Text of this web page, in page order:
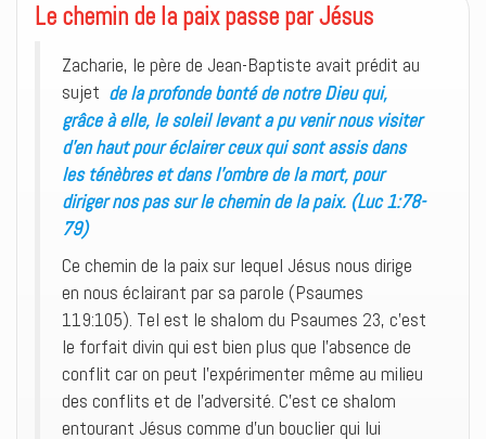
Le chemin de la paix passe par Jésus
Zacharie, le père de Jean-Baptiste avait prédit au
sujet de la profonde bonté de notre Dieu qui,
grâce à elle, le soleil levant a pu venir nous visiter
d’en haut pour éclairer ceux qui sont assis dans
les ténèbres et dans l’ombre de la mort, pour
diriger nos pas sur le chemin de la paix. (Luc 1:78-
79)
Ce chemin de la paix sur lequel Jésus nous dirige
en nous éclairant par sa parole (Psaumes
119:105). Tel est le shalom du Psaumes 23, c’est
le forfait divin qui est bien plus que l’absence de
conflit car on peut l’expérimenter même au milieu
des conflits et de l’adversité. C’est ce shalom
entourant Jésus comme d’un bouclier qui lui